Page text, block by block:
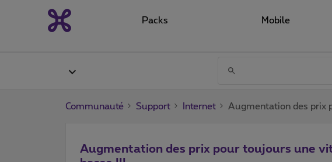
Packs Mobile
Communauté Support Internet Augmentation des prix
Augmentation des prix pour toujours une